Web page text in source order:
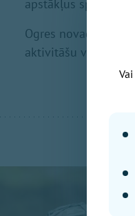
apstākļus
Ogres novada
aktivitāšu vietas